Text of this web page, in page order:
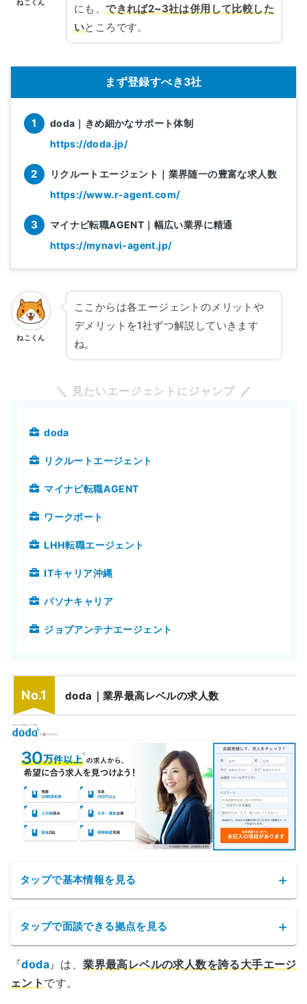
ねこくん にも、できれば2~3社は併用して比較した
いところです。
まず登録すべき3社
doda｜きめ細かなサポート体制
https://doda.jp/
リクルートエージェント｜業界随一の豊富な求人数
https://www.r-agent.com/
マイナビ転職AGENT｜幅広い業界に精通
https://mynavi-agent.jp/
ねこくん
ここからは各エージェントのメリットや
デメリットを1社ずつ解説していきます
ね。
見たいエージェントにジャンプ
doda
リクルートエージェント
マイナビ転職AGENT
ワークポート
LHH転職エージェント
ITキャリア沖縄
パソナキャリア
ジョブアンテナエージェント
doda｜業界最高レベルの求人数
タップで基本情報を見る
タップで面談できる拠点を見る
dodaの拠点
『doda』は、業界最高レベルの求人数を誇る大手エージ
ェント です。